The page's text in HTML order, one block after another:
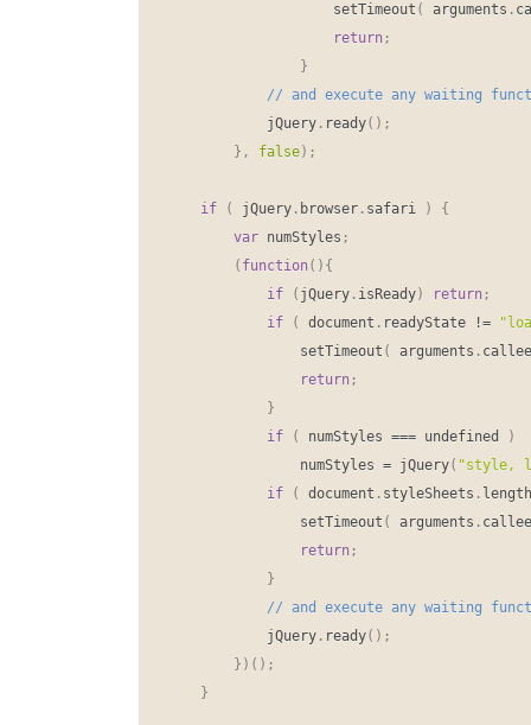
					setTimeout
( arguments .
return ;
}
			jQuery
. ready( ) ;
} , false) ;
if ( jQuery . browser . safari )
{
var numStyles ;
( function ( ) {
if
( jQuery . isReady) return ;
if
( document . readyState !=
				setTimeout
( arguments . callee
return ;
}
if
( numStyles === undefined
)
				numStyles
= jQuery( "style,
if
( document . styleSheets .
				setTimeout
( arguments . callee
return ;
}
			jQuery
. ready( ) ;
} ) ( ) ;
}